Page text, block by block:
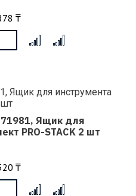
₸
71981, Ящик для
PRO-STACK 2 шт
₸